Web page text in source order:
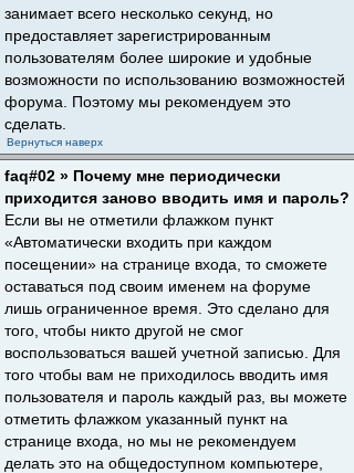
занимает всего несколько секунд, но
предоставляет зарегистрированным
пользователям более широкие и удобные
возможности по использованию возможностей
форума. Поэтому мы рекомендуем это
сделать.
Вернуться наверх
faq#02 » Почему мне периодически
приходится заново вводить имя и пароль?
Если вы не отметили флажком пункт
«Автоматически входить при каждом
посещении» на странице входа, то сможете
оставаться под своим именем на форуме
лишь ограниченное время. Это сделано для
того, чтобы никто другой не смог
воспользоваться вашей учетной записью. Для
того чтобы вам не приходилось вводить имя
пользователя и пароль каждый раз, вы можете
отметить флажком указанный пункт на
странице входа, но мы не рекомендуем
делать это на общедоступном компьютере,